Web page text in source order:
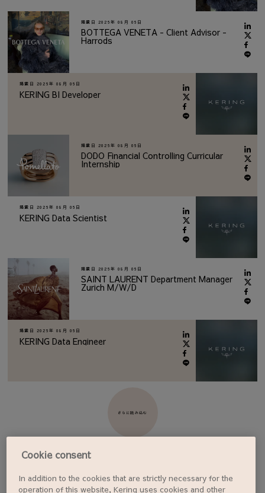
掲載日 2026年 08月 06日
BOTTEGA VENETA - Client Advisor -
Harrods
掲載日 2026年 08月 06日
KERING BI Developer
掲載日 2026年 08月 06日
DODO Financial Controlling Curricular
Internship
掲載日 2026年 08月 06日
KERING Data Scientist
掲載日 2026年 08月 06日
SAINT LAURENT Department Manager
Zurich M/W/D
掲載日 2026年 08月 06日
KERING Data Engineer
さらに読み込む
ジョブアラートを設定する
Cookie consent
In addition to the cookies that are strictly necessary for the
operation of this website, Kering uses cookies and other